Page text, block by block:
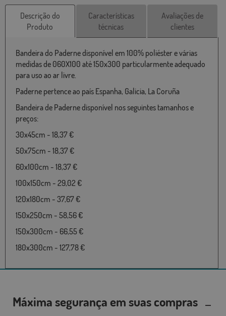
Descrição do
Produto
Características
técnicas
Avaliações de
clientes
Bandeira do Paderne disponível em 100% poliéster e várias
medidas de 060X100 até 150x300 particularmente adequado
para uso ao ar livre.
Paderne pertence ao país Espanha, Galicia, La Coruña
Bandeira de Paderne disponível nos seguintes tamanhos e
preços:
30x45cm - 18,37 €
50x75cm - 18,37 €
60x100cm - 18,37 €
100x150cm - 29,02 €
120x180cm - 37,67 €
150x250cm - 58,56 €
150x300cm - 66,55 €
180x300cm - 127,78 €
Máxima segurança em suas compras